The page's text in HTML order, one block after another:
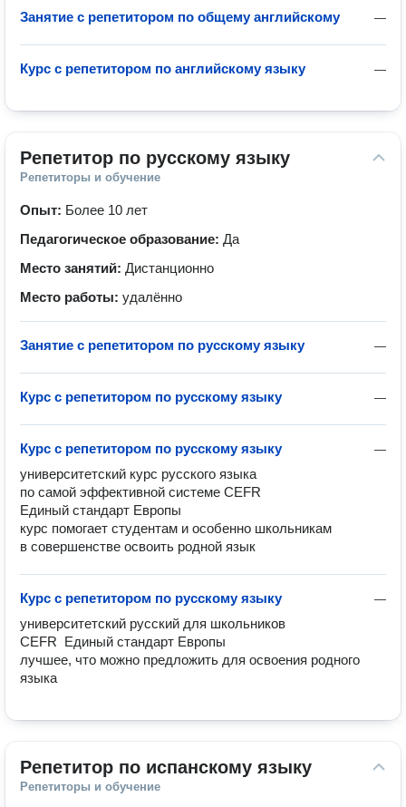
—
Занятие с репетитором по общему английскому
—
Курс с репетитором по английскому языку
Репетитор по русскому языку
Репетиторы и обучение
Опыт: Более 10 лет
Педагогическое образование: Да
Место занятий: Дистанционно
Место работы: удалённо
—
Занятие с репетитором по русскому языку
—
Курс с репетитором по русскому языку
—
Курс с репетитором по русскому языку
университетский курс русского языка
по самой эффективной системе CEFR
Единый стандарт Европы
курс помогает студентам и особенно школьникам
в совершенстве освоить родной язык
—
Курс с репетитором по русскому языку
университетский русский для школьников
CEFR  Единый стандарт Европы
лучшее, что можно предложить для освоения родного
Репетитор по испанскому языку
Репетиторы и обучение